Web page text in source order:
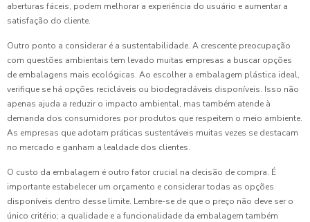
aberturas fáceis, podem melhorar a experiência do usuário e aumentar a
satisfação do cliente.
Outro ponto a considerar é a sustentabilidade. A crescente preocupação
com questões ambientais tem levado muitas empresas a buscar opções
de embalagens mais ecológicas. Ao escolher a embalagem plástica ideal,
verifique se há opções recicláveis ou biodegradáveis disponíveis. Isso não
apenas ajuda a reduzir o impacto ambiental, mas também atende à
demanda dos consumidores por produtos que respeitem o meio ambiente.
As empresas que adotam práticas sustentáveis muitas vezes se destacam
no mercado e ganham a lealdade dos clientes.
O custo da embalagem é outro fator crucial na decisão de compra. É
importante estabelecer um orçamento e considerar todas as opções
disponíveis dentro desse limite. Lembre-se de que o preço não deve ser o
único critério; a qualidade e a funcionalidade da embalagem também